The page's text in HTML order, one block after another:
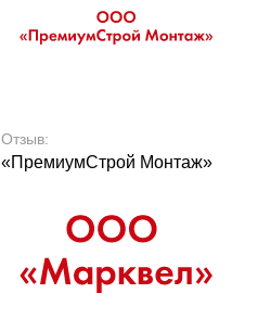
Отзыв:
«ПремиумСтрой Монтаж»